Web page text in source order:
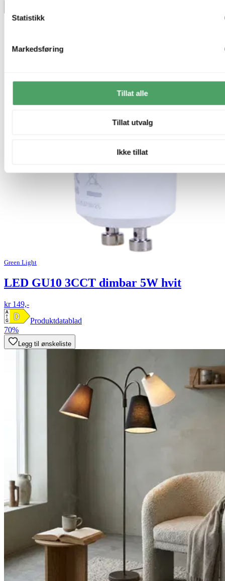
Statistikk
Markedsføring
Tillat alle
Tillat utvalg
Ikke tillat
Green Light
LED GU10 3CCT dimbar 5W hvit
kr 149,-
Produktdatablad
70%
Legg til ønskeliste